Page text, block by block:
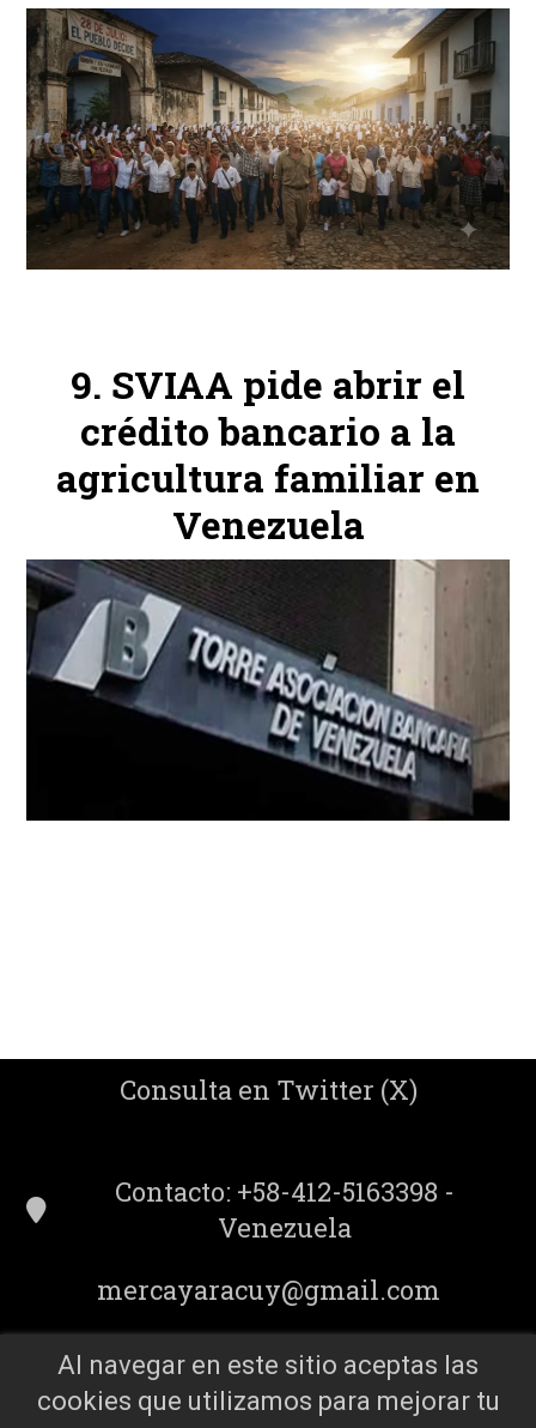
SVIAA pide abrir el
crédito bancario a la
agricultura familiar en
Venezuela
Consulta en Twitter (X)
Contacto: +58-412-5163398 -
Venezuela
mercayaracuy@gmail.com
Al navegar en este sitio aceptas las
cookies que utilizamos para mejorar tu